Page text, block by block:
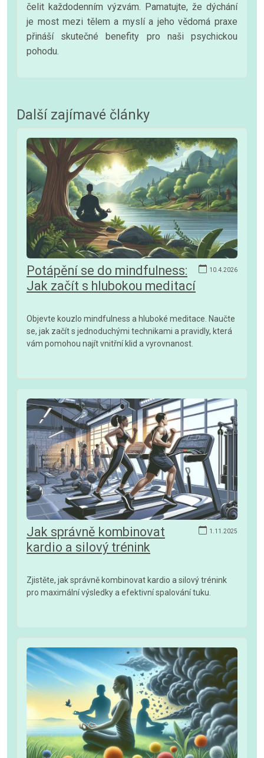
čelit každodenním výzvám. Pamatujte, že dýchání
je most mezi tělem a myslí a jeho vědomá praxe
přináší skutečné benefity pro naši psychickou
pohodu.
Další zajímavé články
10.4.2026
Potápění se do mindfulness:
Jak začít s hlubokou meditací
Objevte kouzlo mindfulness a hluboké meditace. Naučte
se, jak začít s jednoduchými technikami a pravidly, která
vám pomohou najít vnitřní klid a vyrovnanost.
1.11.2025
Jak správně kombinovat
kardio a silový trénink
Zjistěte, jak správně kombinovat kardio a silový trénink
pro maximální výsledky a efektivní spalování tuku.